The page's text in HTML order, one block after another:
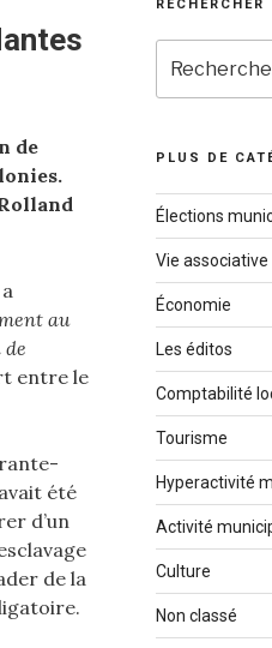
de
au
entre le
été
d’un
de la
RECHERCHER
pour
PLUS DE
Élections
Vie associative
Économie
Les éditos
Comptabilité
Tourisme
Hyperactivité
Activité
Culture
Non classé